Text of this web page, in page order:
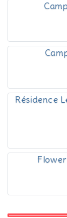
Résidence